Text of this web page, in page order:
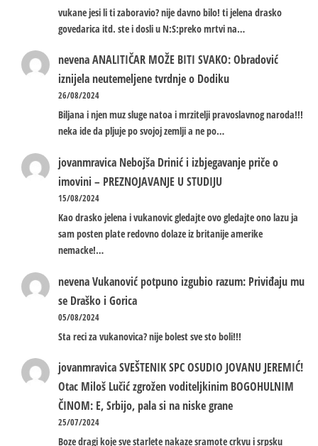
vukane jesi li ti zaboravio? nije davno bilo! ti jelena drasko
govedarica itd. ste i dosli u N:S:preko mrtvi na…
nevenaANALITIČAR MOŽE BITI SVAKO: Obradović
iznijela neutemeljene tvrdnje o Dodiku
26/08/2024
Biljana i njen muz sluge natoa i mrzitelji pravoslavnog naroda!!!
neka ide da pljuje po svojoj zemlji a ne po…
jovanmravica Nebojša Drinić i izbjegavanje priče o
imovini – PREZNOJAVANJE U STUDIJU
15/08/2024
Kao drasko jelena i vukanovic gledajte ovo gledajte ono lazu ja
sam posten plate redovno dolaze iz britanije amerike
nemacke!…
nevenaVukanović potpuno izgubio razum: Priviđaju mu
se Draško i Gorica
05/08/2024
Sta reci za vukanovica? nije bolest sve sto boli!!!
jovanmravicaSVEŠTENIK SPC OSUDIO JOVANU JEREMIĆ!
Otac Miloš Lučić zgrožen voditeljkinim BOGOHULNIM
ČINOM: E, Srbijo, pala si na niske grane
25/07/2024
Boze dragi koje sve starlete nakaze sramote crkvu i srpsku